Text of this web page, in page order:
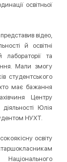
освітньої
відео,
й освітні
лабораторії та
Мали змогу
студентського
має бажання
Центру
Юлія
НУХТ.
освіту